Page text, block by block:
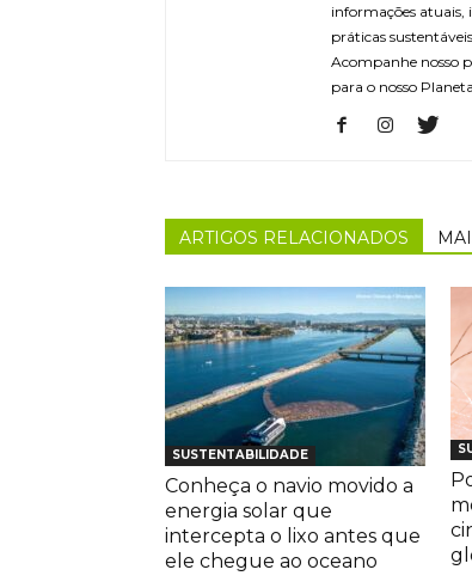
informações atuais,
práticas
Acompanhe nosso
para o nosso
ARTIGOS RELACIONADOS
SUSTENTABILIDADE
Conheça o navio movido a
energia solar que
intercepta o lixo antes que
ele chegue ao oceano